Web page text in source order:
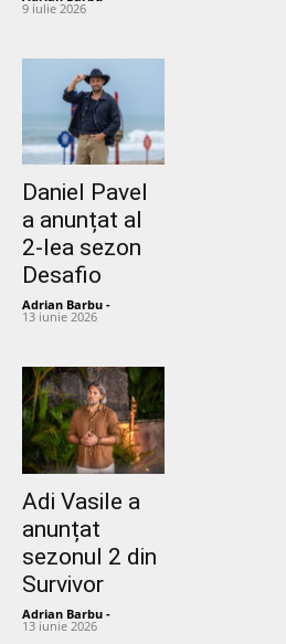
9 iulie 2026
Daniel Pavel
a anunțat al
2-lea sezon
Desafio
Adrian Barbu -
13 iunie 2026
Adi Vasile a
anunțat
sezonul 2 din
Survivor
Adrian Barbu -
13 iunie 2026